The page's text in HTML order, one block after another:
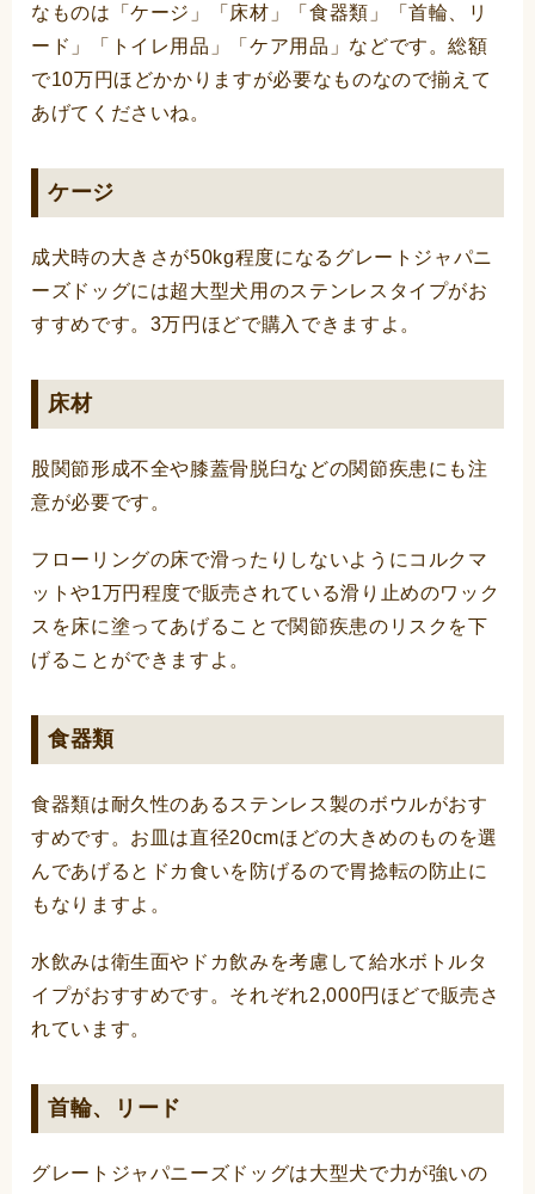
なものは「ケージ」「床材」「食器類」「首輪、リ
ード」「トイレ用品」「ケア用品」などです。総額
で10万円ほどかかりますが必要なものなので揃えて
あげてくださいね。
ケージ
成犬時の大きさが50kg程度になるグレートジャパニ
ーズドッグには超大型犬用のステンレスタイプがお
すすめです。3万円ほどで購入できますよ。
床材
股関節形成不全や膝蓋骨脱臼などの関節疾患にも注
意が必要です。
フローリングの床で滑ったりしないようにコルクマ
ットや1万円程度で販売されている滑り止めのワック
スを床に塗ってあげることで関節疾患のリスクを下
げることができますよ。
食器類
食器類は耐久性のあるステンレス製のボウルがおす
すめです。お皿は直径20cmほどの大きめのものを選
んであげるとドカ食いを防げるので胃捻転の防止に
もなりますよ。
水飲みは衛生面やドカ飲みを考慮して給水ボトルタ
イプがおすすめです。それぞれ2,000円ほどで販売さ
れています。
首輪、リード
グレートジャパニーズドッグは大型犬で力が強いの